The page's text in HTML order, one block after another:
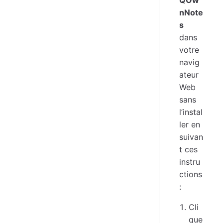
nNote
s
dans
votre
navig
ateur
Web
sans
l’instal
ler en
suivan
t ces
instru
ctions
:
Cli
que